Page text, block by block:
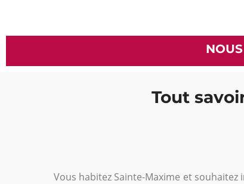
Tout
Vous habitez Sainte-Maxime et